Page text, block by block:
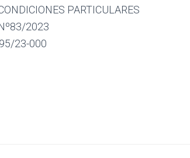
PARTICULARES
2023
23-000